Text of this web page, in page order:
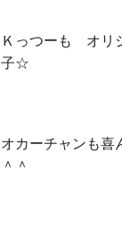
Ｋっつーも オリ
子☆
オカーチャンも喜
＾＾